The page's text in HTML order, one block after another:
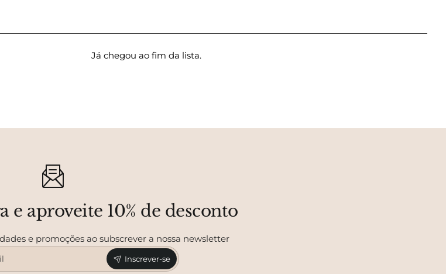
Já chegou ao fim da lista.
e aproveite 10% de desconto
e promoções ao subscrever a nossa newsletter
Inscrever-se